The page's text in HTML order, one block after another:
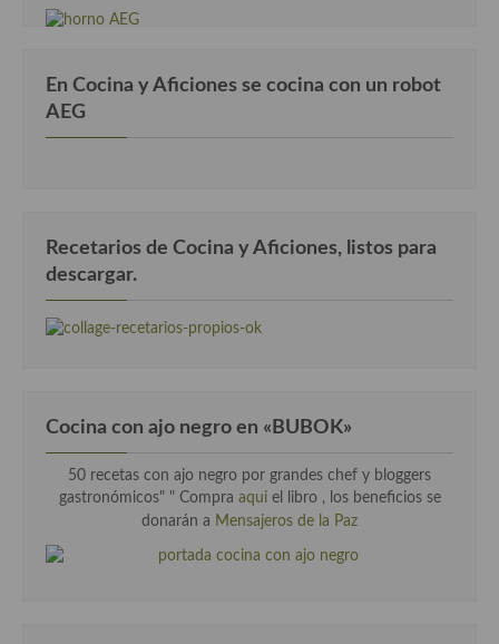
En Cocina y Aficiones se cocina con un robot
AEG
Recetarios de Cocina y Aficiones, listos para
descargar.
Cocina con ajo negro en «BUBOK»
50 recetas con ajo negro por grandes chef y bloggers
gastronómicos" " Compra aqui el libro , los beneficios se
donarán a Mensajeros de la Paz